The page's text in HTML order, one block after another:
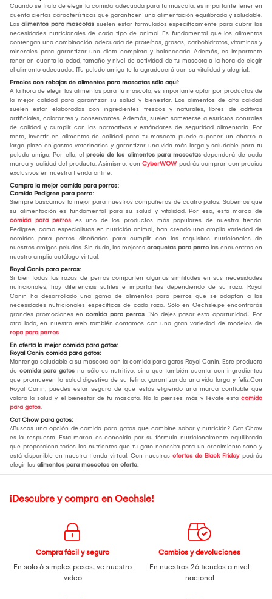
Cuando se trata de elegir la comida adecuada para tu mascota, es importante tener en
cuenta ciertas características que garanticen una alimentación equilibrada y saludable.
Los alimentos para mascotas suelen estar formulados específicamente para cubrir las
necesidades nutricionales de cada tipo de animal. Es fundamental que los alimentos
contengan una combinación adecuada de proteínas, grasas, carbohidratos, vitaminas y
minerales para garantizar una dieta completa y balanceada. Además, es importante
tener en cuenta la edad, tamaño y nivel de actividad de tu mascota a la hora de elegir
el alimento adecuado.. ¡Tu peludo amigo te lo agradecerá con su vitalidad y alegría!.
Precios con rebajas de alimentos para mascotas sólo aquí:
A la hora de elegir los alimentos para tu mascota, es importante optar por productos de
la mejor calidad para garantizar su salud y bienestar. Los alimentos de alta calidad
suelen estar elaborados con ingredientes frescos y naturales, libres de aditivos
artificiales, colorantes y conservantes. Además, suelen someterse a estrictos controles
de calidad y cumplir con las normativas y estándares de seguridad alimentaria. Por
tanto, invertir en alimentos de calidad para tu mascota puede suponer un ahorro a
largo plazo en gastos veterinarios y garantizar una vida más larga y saludable para tu
peludo amigo. Por ello, el precio de los alimentos para mascotas dependerá de cada
marca y calidad del producto. Asimismo, con CyberWOWpodrás comprar con precios
exclusivos en nuestra tienda online.
Compra la mejor comida para perros:
Comida Pedigree para perro:
Siempre buscamos lo mejor para nuestros compañeros de cuatro patas. Sabemos que
su alimentación es fundamental para su salud y vitalidad. Por eso, esta marca de
comida para perros es uno de los productos más populares de nuestra tienda.
Pedigree, como especialistas en nutrición animal, han creado una amplia variedad de
comidas para perros diseñadas para cumplir con los requisitos nutricionales de
nuestros amigos peludos. Sin duda, las mejores croquetas para perro las encuentras en
nuestro amplio catálogo virtual.
Royal Canin para perros:
Si bien todas las razas de perros comparten algunas similitudes en sus necesidades
nutricionales, hay diferencias sutiles e importantes dependiendo de su raza. Royal
Canin ha desarrollado una gama de alimentos para perros que se adaptan a las
necesidades nutricionales específicas de cada raza. Sólo en Oechsle.pe encontrarás
grandes promociones en comida para perros. ¡No dejes pasar esta oportunidad!. Por
otro lado, en nuestra web también contamos con una gran variedad de modelos de
ropa para perros.
En oferta la mejor comida para gatos:
Royal Canin comida para gatos:
Mantenga saludable a su mascota con la comida para gatos Royal Canin. Este producto
de comida para gatos no sólo es nutritivo, sino que también cuenta con ingredientes
que promueven la salud digestiva de su felino, garantizando una vida larga y feliz.Con
Royal Canin, puedes estar seguro de que estás eligiendo una marca confiable que
valora la salud y el bienestar de tu mascota. No lo pienses más y llévate esta comida
para gatos.
Cat Chow para gatos:
¿Buscas una opción de comida para gatos que combine sabor y nutrición? Cat Chow
es la respuesta. Esta marca es conocida por su fórmula nutricionalmente equilibrada
que proporciona todos los nutrientes que tu gato necesita para un crecimiento sano y
está disponible en nuestra tienda virtual. Con nuestras ofertas de Black Fridaypodrás
elegir los alimentos para mascotas en oferta.
¡Descubre y compra en Oechsle!
Compra fácil y seguro
En solo 6 simples pasos, ve nuestro
video
Cambios y devoluciones
En nuestras 26 tiendas a nivel
nacional